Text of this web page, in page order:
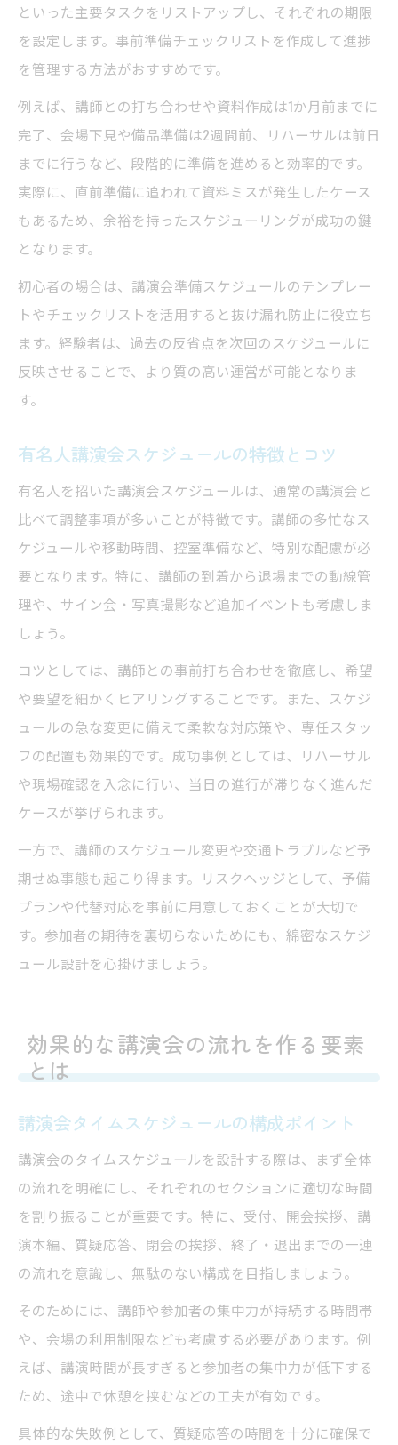
といった主要タスクをリストアップし、それぞれの期限
を設定します。事前準備チェックリストを作成して進捗
を管理する方法がおすすめです。
例えば、講師との打ち合わせや資料作成は1か月前までに
完了、会場下見や備品準備は2週間前、リハーサルは前日
までに行うなど、段階的に準備を進めると効率的です。
実際に、直前準備に追われて資料ミスが発生したケース
もあるため、余裕を持ったスケジューリングが成功の鍵
となります。
初心者の場合は、講演会準備スケジュールのテンプレー
トやチェックリストを活用すると抜け漏れ防止に役立ち
ます。経験者は、過去の反省点を次回のスケジュールに
反映させることで、より質の高い運営が可能となりま
す。
有名人講演会スケジュールの特徴とコツ
有名人を招いた講演会スケジュールは、通常の講演会と
比べて調整事項が多いことが特徴です。講師の多忙なス
ケジュールや移動時間、控室準備など、特別な配慮が必
要となります。特に、講師の到着から退場までの動線管
理や、サイン会・写真撮影など追加イベントも考慮しま
しょう。
コツとしては、講師との事前打ち合わせを徹底し、希望
や要望を細かくヒアリングすることです。また、スケジ
ュールの急な変更に備えて柔軟な対応策や、専任スタッ
フの配置も効果的です。成功事例としては、リハーサル
や現場確認を入念に行い、当日の進行が滞りなく進んだ
ケースが挙げられます。
一方で、講師のスケジュール変更や交通トラブルなど予
期せぬ事態も起こり得ます。リスクヘッジとして、予備
プランや代替対応を事前に用意しておくことが大切で
す。参加者の期待を裏切らないためにも、綿密なスケジ
ュール設計を心掛けましょう。
効果的な講演会の流れを作る要素
とは
講演会タイムスケジュールの構成ポイント
講演会のタイムスケジュールを設計する際は、まず全体
の流れを明確にし、それぞれのセクションに適切な時間
を割り振ることが重要です。特に、受付、開会挨拶、講
演本編、質疑応答、閉会の挨拶、終了・退出までの一連
の流れを意識し、無駄のない構成を目指しましょう。
そのためには、講師や参加者の集中力が持続する時間帯
や、会場の利用制限なども考慮する必要があります。例
えば、講演時間が長すぎると参加者の集中力が低下する
ため、途中で休憩を挟むなどの工夫が有効です。
具体的な失敗例として、質疑応答の時間を十分に確保で